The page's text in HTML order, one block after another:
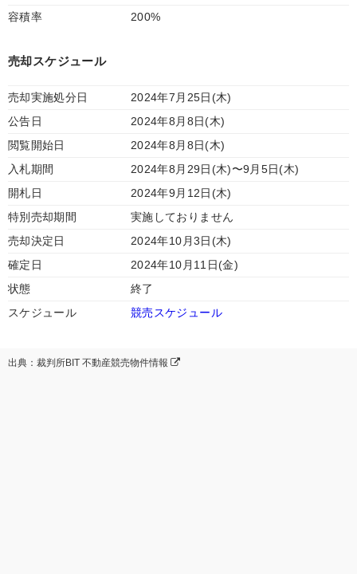
容積率
200%
売却スケジュール
売却実施処分日
2024年7月25日(木)
公告日
2024年8月8日(木)
閲覧開始日
2024年8月8日(木)
入札期間
2024年8月29日(木)〜9月5日(木)
開札日
2024年9月12日(木)
特別売却期間
実施しておりません
売却決定日
2024年10月3日(木)
確定日
2024年10月11日(金)
状態
終了
スケジュール
競売スケジュール
出典：裁判所BIT 不動産競売物件情報